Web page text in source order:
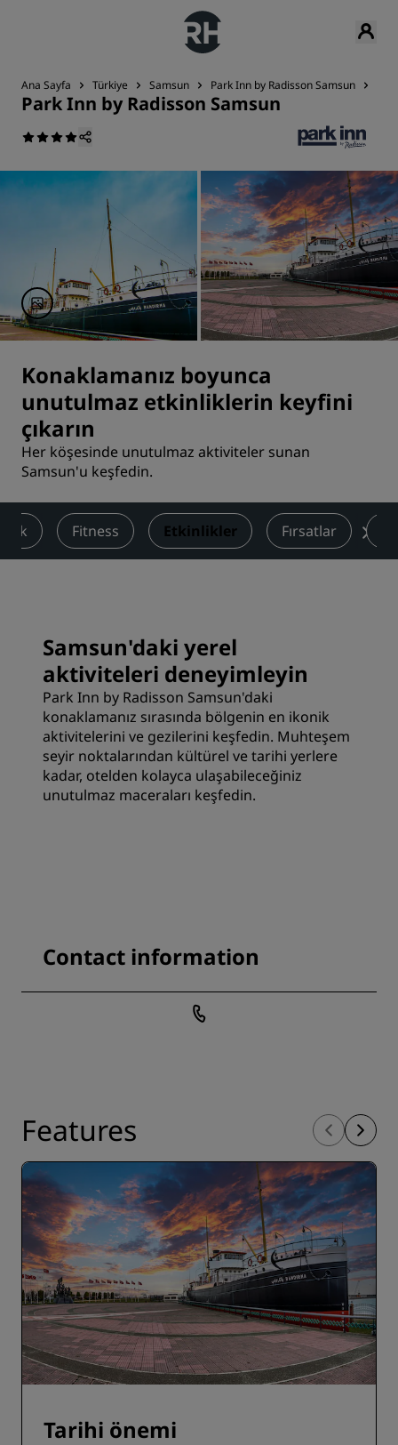
Ana Sayfa Türkiye Samsun Park Inn by Radisson Samsun
Park Inn by Radisson Samsun
Konaklamanız boyunca
unutulmaz etkinliklerin keyfini
çıkarın
Her köşesinde unutulmaz aktiviteler sunan
Samsun'u keşfedin.
Fitness Etkinlikler Fırsatlar
Samsun'daki yerel
aktiviteleri deneyimleyin
Park Inn by Radisson Samsun'daki
konaklamanız sırasında bölgenin en ikonik
aktivitelerini ve gezilerini keşfedin. Muhteşem
seyir noktalarından kültürel ve tarihi yerlere
kadar, otelden kolayca ulaşabileceğiniz
unutulmaz maceraları keşfedin.
Contact information
Features
Tarihi önemi